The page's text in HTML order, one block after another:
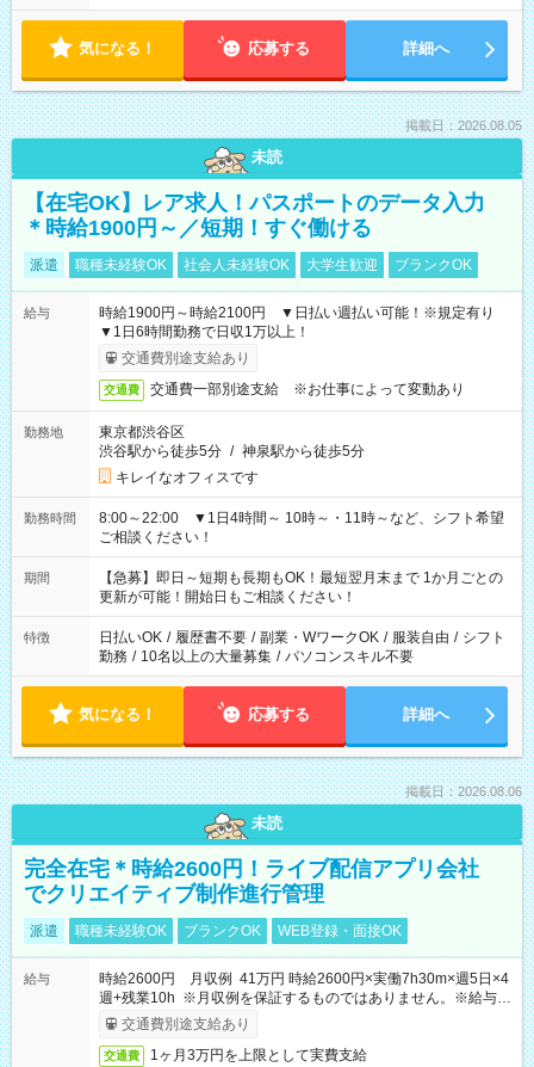
気になる！ 応募する 詳細へ
掲載日：2026.08.05
未読
【在宅OK】レア求人！パスポートのデータ入力
＊時給1900円～／短期！すぐ働ける
派遣 職種未経験OK 社会人未経験OK 大学生歓迎 ブランクOK
給与
時給1900円～時給2100円 ▼日払い週払い可能！※規定有り
▼1日6時間勤務で日収1万以上！
交通費別途支給あり
交通費 交通費一部別途支給 ※お仕事によって変動あり
勤務地
東京都渋谷区
渋谷駅から徒歩5分 / 神泉駅から徒歩5分
キレイなオフィスです
勤務時間
8:00～22:00 ▼1日4時間～ 10時～・11時～など、シフト希望
ご相談ください！
期間
【急募】即日～短期も長期もOK！最短翌月末まで 1か月ごとの
更新が可能！開始日もご相談ください！
特徴 日払いOK / 履歴書不要 / 副業・WワークOK / 服装自由 / シフト
勤務 / 10名以上の大量募集 / パソコンスキル不要
気になる！ 応募する 詳細へ
掲載日：2026.08.06
未読
完全在宅＊時給2600円！ライブ配信アプリ会社
でクリエイティブ制作進行管理
派遣 職種未経験OK ブランクOK WEB登録・面接OK
給与
時給2600円 月収例 41万円 時給2600円×実働7h30m×週5日×4
週+残業10h ※月収例を保証するものではありません。※給与即
受取りサービス利用可（利用条件有）
交通費別途支給あり
交通費 1ヶ月3万円を上限として実費支給